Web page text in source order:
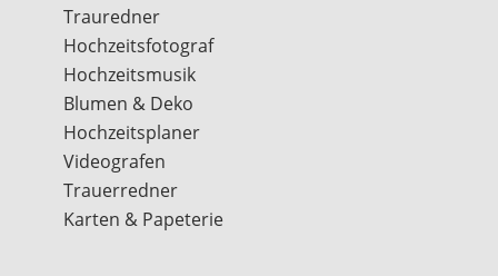
Trauredner
Hochzeitsfotograf
Hochzeitsmusik
Blumen & Deko
Hochzeitsplaner
Videografen
Trauerredner
Karten & Papeterie